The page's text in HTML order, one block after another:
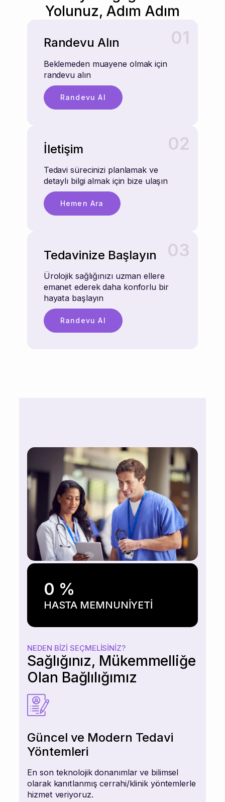
Yolunuz, Adım Adım
01
Randevu Alın
Beklemeden muayene olmak için
randevu alın
Randevu Al
02
İletişim
Tedavi sürecinizi planlamak ve
detaylı bilgi almak için bize ulaşın
Hemen Ara
03
Tedavinize Başlayın
Ürolojik sağlığınızı uzman ellere
emanet ederek daha konforlu bir
hayata başlayın
Randevu Al
NEDEN BIZI SEÇMELISINIZ?
Sağlığınız, Mükemmelliğe
Olan Bağlılığımız
Güncel ve Modern Tedavi
Yöntemleri
En son teknolojik donanımlar ve bilimsel
olarak kanıtlanmış cerrahi/klinik yöntemlerle
hizmet veriyoruz.
0 %
HASTA MEMNUNİYETİ